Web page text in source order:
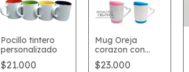
Pocillo tintero
personalizado
$21.000
Mug Oreja
corazon con
tapa
$23.000